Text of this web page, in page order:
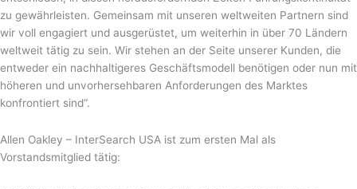
zu gewährleisten. Gemeinsam mit unseren weltweiten Partnern sind
wir voll engagiert und ausgerüstet, um weiterhin in über 70 Ländern
weltweit tätig zu sein. Wir stehen an der Seite unserer Kunden, die
entweder ein nachhaltigeres Geschäftsmodell benötigen oder nun mit
höheren und unvorhersehbaren Anforderungen des Marktes
konfrontiert sind“.
Allen Oakley – InterSearch USA ist zum ersten Mal als
Vorstandsmitglied tätig: